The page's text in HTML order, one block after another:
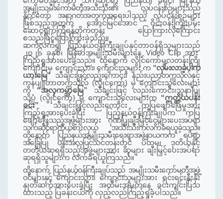
အမျိုးသမီးကော်မတီအသီးသီး၏ လုပ်ငန်းစဉ်များသည်
နိုင်ငံတော် အနာဂတ်အတွက်အရေးပါသည့် လုပ်ငန်းစဉ်များ
ဖြစ်သည့်အတွက် အောင်မြင်အောင် ဝိုင်းဝန်းကြိုးပမ်း
ဆောင်ရွက်ကြရန်တိုက်တွန်း ပြောကြားလိုကြောင်း
စသည်ဖြင့်ပြောကြားခဲ့သည်။
ဆက်လက်၍
ပြည်နယ်ဝန်ကြီးချုပ်နှင့်တာဝန်ရှိသူများသည်
၂၀၂၆ ခုနှစ်၊ မြန်မာအမျိုးသမီးများနေ့ Video Clip အား
ကြည့်ရှုအားပေးခဲ့သည်။ ထို့နောက် လွိုင်ကော်မူလတန်းကြို
ကျောင်းမှ ကျောင်းသား၊ကျောင်းသူများ က “လှမ်းလာခဲ့ပါက
ယားမြေ”
သီချင်းဖြင့်လည်းကောင်း၊ နည်းပညာတက္ကသိုလ်နှင့်
ကွန်ပျူတာတက္ကသိုလ် (လွိုင်ကော်) မှ ကျောင်းသူလေးများ
က
“အလှကမ္ဘာမြေ” သီချင်းဖြင့် လည်းကောင်း၊သူနာပြု
သိပ္ပံ (လွိုင်ကော်) မှ ကျောင်းသူလေးများက “ဣတ္ထိယပန်း
ခင်း”
သီချင်းဖြင့်လည်းကောင်း
ကပြဖျော်ဖြေမှုအား
ကြည့်ရှုအားပေးခဲ့ပြီး
ပြည်နယ်ဝန်ကြီးချုပ်က
ကပြ
ဖျော်ဖြေသည့်အဖွဲ့များအား
ဂုဏ်ပြုချီးမြှင့်ငွေများပေးအပ်ရာ
သက်ဆိုင်ရာကိုယ်စားလှယ် အသီးသီးကလက်ခံရယူခဲ့သည်။
ထို့နောက် ပြည်နယ်အမျိုးသမီးရေးရာအဖွဲ့နာယကက ရပ်ရွာ
အခြေပြု ပန်းအလှပြင်သင်တန်းတွင် ပထမ၊ ဒုတိယနှင့်
တတိယဆုရရှိသည့်အဖွဲ့များအား ဆုများ ချီးမြှင့်ပေးအပ်ရာ
ဆုရရှိသူများက လက်ခံရယူကြသည်။
ထို့နောက်
ပြည်နယ်ဝန်ကြီးချုပ်သည် အမျိုးသမီးကော်မတီအဖွဲ့
ဝင်များနှင့်ကျောင်းသား၊ကျောင်းသူများအား ရင်းရင်းနှီးနှီး
နှုတ်ဆက်အားပေးခဲ့ ပြီး အထိမ်းအမှတ်နေ့ ခင်းကျင်းပြသ
ထားသည့် ပြခန်းငယ်ကို လှည့်လည်ကြည့်ရှုခဲ့ပါသည်။